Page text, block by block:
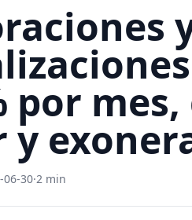
por
y
06-30·2 min